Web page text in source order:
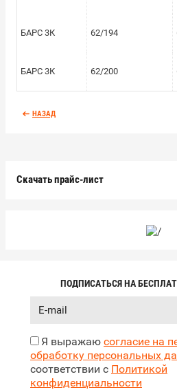
Скачать прайс-лист
БАРС 3К 62/194
БАРС 3К 62/200
НАЗАД
ПОДПИСАТЬСЯ НА
Я выражаю согласие на
обработку персональных
соответствии с Политикой
конфиденциальности